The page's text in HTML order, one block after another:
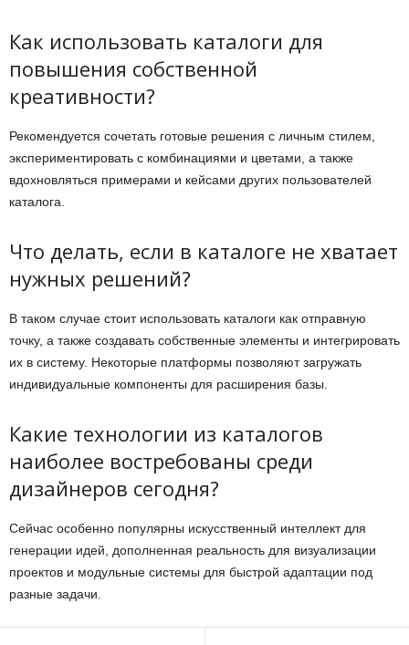
Как использовать каталоги для
повышения собственной
креативности?
Рекомендуется сочетать готовые решения с личным стилем,
экспериментировать с комбинациями и цветами, а также
вдохновляться примерами и кейсами других пользователей
каталога.
Что делать, если в каталоге не хватает
нужных решений?
В таком случае стоит использовать каталоги как отправную
точку, а также создавать собственные элементы и интегрировать
их в систему. Некоторые платформы позволяют загружать
индивидуальные компоненты для расширения базы.
Какие технологии из каталогов
наиболее востребованы среди
дизайнеров сегодня?
Сейчас особенно популярны искусственный интеллект для
генерации идей, дополненная реальность для визуализации
проектов и модульные системы для быстрой адаптации под
разные задачи.